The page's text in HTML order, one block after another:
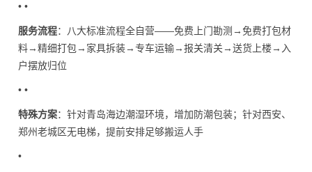
• •
服务流程：八大标准流程全自营——免费上门勘测→免费打包材
料→精细打包→家具拆装→专车运输→报关清关→送货上楼→入
户摆放归位
• •
特殊方案：针对青岛海边潮湿环境，增加防潮包装；针对西安、
郑州老城区无电梯，提前安排足够搬运人手
•